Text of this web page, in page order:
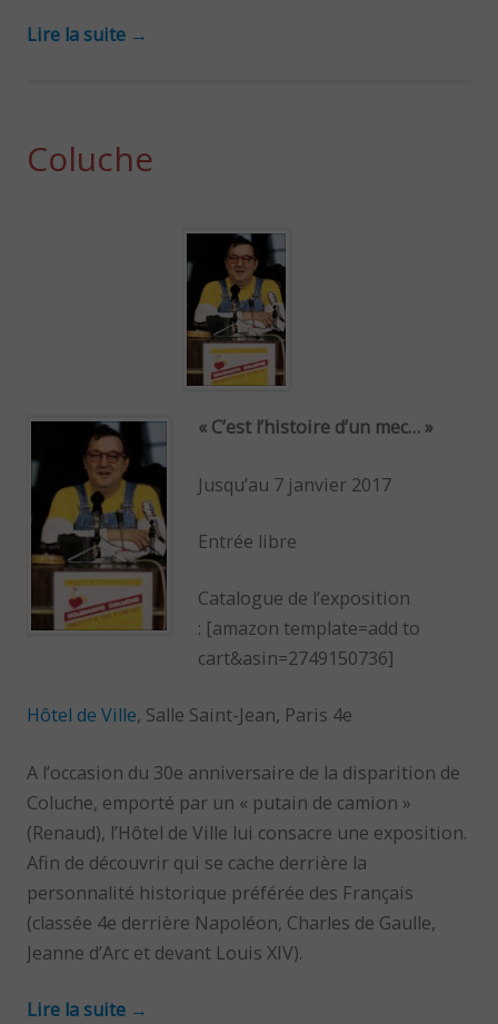
Lire la suite →
Coluche
« C’est l’histoire d’un mec… »
Jusqu’au 7 janvier 2017
Entrée libre
Catalogue de l’exposition
: [amazon template=add to
cart&asin=2749150736]
Hôtel de Ville, Salle Saint-Jean, Paris 4e
A l’occasion du 30e anniversaire de la disparition de
Coluche, emporté par un « putain de camion »
(Renaud), l’Hôtel de Ville lui consacre une exposition.
Afin de découvrir qui se cache derrière la
personnalité historique préférée des Français
(classée 4e derrière Napoléon, Charles de Gaulle,
Jeanne d’Arc et devant Louis XIV).
Lire la suite →